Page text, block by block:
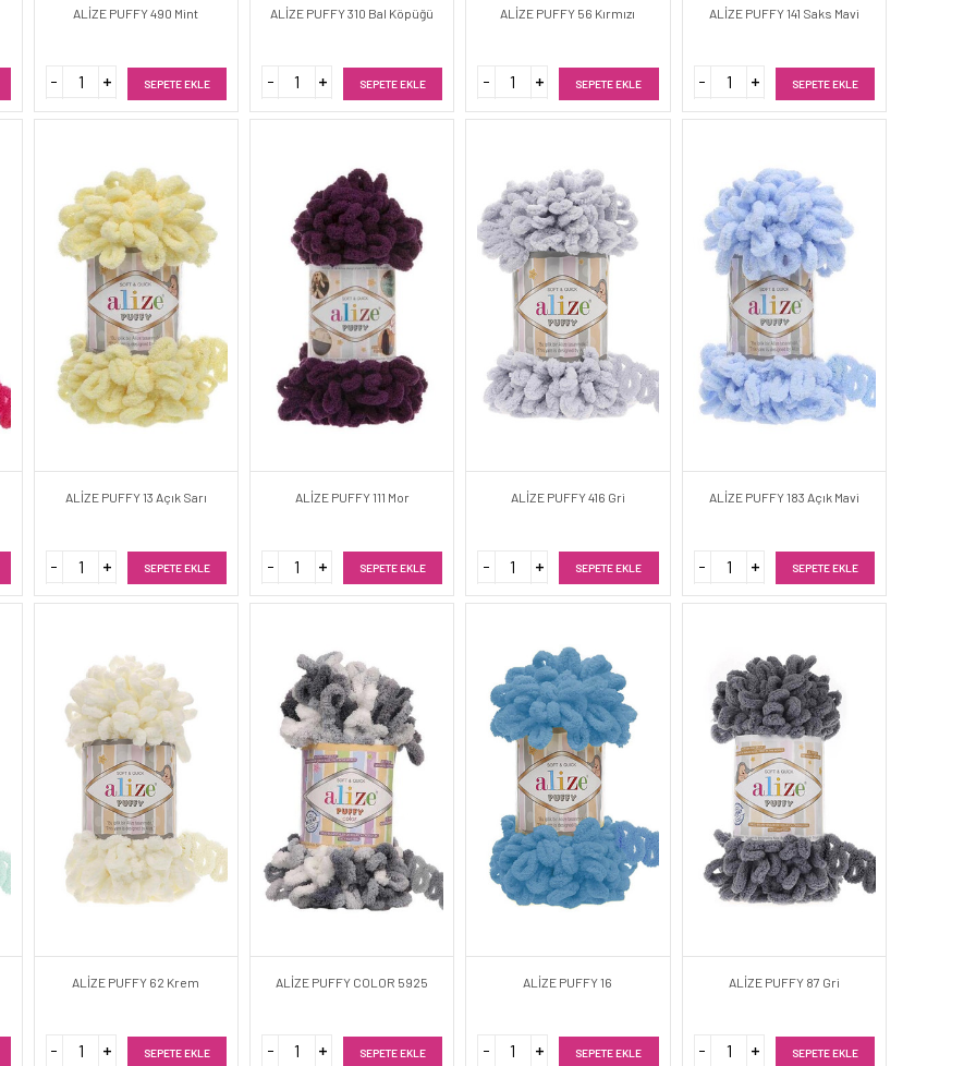
ALİZE PUFFY 490 Mint
SEPETE EKLE
ALİZE PUFFY 310 Bal Köpüğü
SEPETE EKLE
ALİZE PUFFY 56 Kırmızı
SEPETE EKLE
ALİZE PUFFY 141 Saks Mavi
SEPETE EKLE
ALİZE PUFFY 13 Açık Sarı
SEPETE EKLE
ALİZE PUFFY 111 Mor
SEPETE EKLE
ALİZE PUFFY 416 Gri
SEPETE EKLE
ALİZE PUFFY 183 Açık Mavi
SEPETE EKLE
ALİZE PUFFY 62 Krem
SEPETE EKLE
ALİZE PUFFY COLOR 5925
SEPETE EKLE
ALİZE PUFFY 16
SEPETE EKLE
ALİZE PUFFY 87 Gri
SEPETE EKLE